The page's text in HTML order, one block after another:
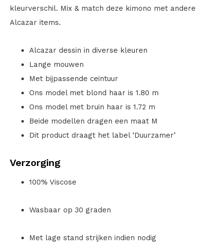
kleurverschil. Mix & match deze kimono met andere
Alcazar items.
Alcazar dessin in diverse kleuren
Lange mouwen
Met bijpassende ceintuur
Ons model met blond haar is 1.80 m
Ons model met bruin haar is 1.72 m
Beide modellen dragen een maat M
Dit product draagt het label ‘Duurzamer’
Verzorging
100% Viscose
Wasbaar op 30 graden
Met lage stand strijken indien nodig